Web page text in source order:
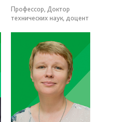
Профессор, Доктор
технических наук, доцент